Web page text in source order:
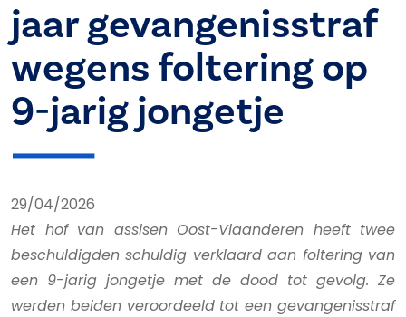
jaar gevangenisstraf
wegens foltering op
9-jarig jongetje
29/04/2026
Het hof van assisen Oost-Vlaanderen heeft twee
beschuldigden schuldig verklaard aan foltering van
een 9-jarig jongetje met de dood tot gevolg. Ze
werden beiden veroordeeld tot een gevangenisstraf